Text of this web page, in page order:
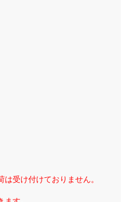
は受け付けておりません。